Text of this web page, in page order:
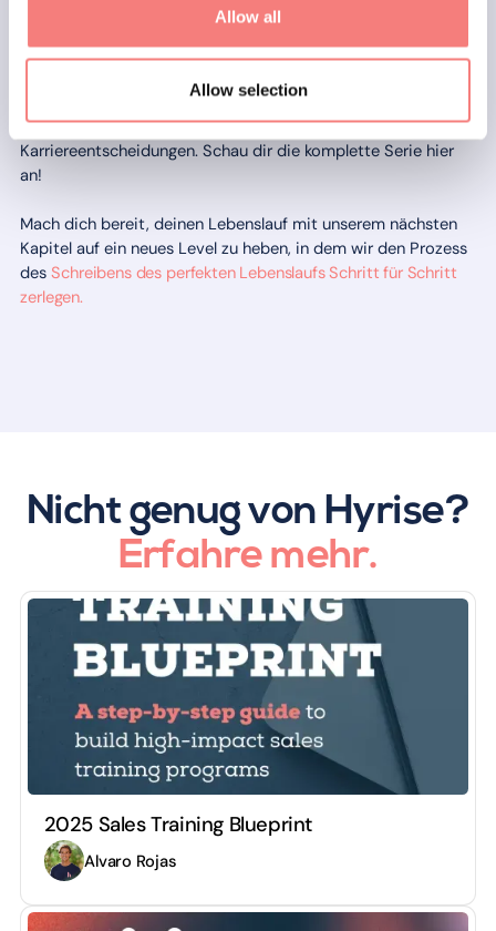
Allow all
Allow selection
Geheimnisse des Aufbaus und der Förderung einer
herausragenden professionellen Identität, beherrsche die
Kunst des Erstellens eines gewinnenden Lebenslaufs,
LinkedIn-Profils und Networking-Strategie und lerne die
besten Strategien für das Finden von Chancen, das Bestehen
von Vorstellungsgesprächen und das Treffen der richtigen
Karriereentscheidungen. Schau dir die komplette Serie hier
an!
Mach dich bereit, deinen Lebenslauf mit unserem nächsten
Kapitel auf ein neues Level zu heben, in dem wir den Prozess
desSchreibens des perfekten Lebenslaufs Schritt für Schritt
zerlegen.
Nicht genug von Hyrise?
Erfahre mehr.
2025 Sales Training Blueprint
Alvaro Rojas